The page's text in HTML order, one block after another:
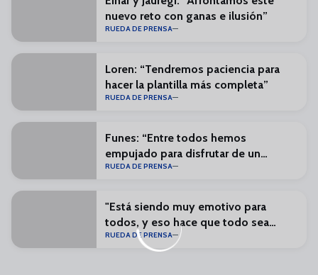
nuevo reto con ganas e ilusión”
RUEDA DE PRENSA
Loren: “Tendremos paciencia para
hacer la plantilla más completa”
RUEDA DE PRENSA
Funes: “Entre todos hemos
empujado para disfrutar de un
Málaga en Primera”
RUEDA DE PRENSA
"Está siendo muy emotivo para
todos, y eso hace que todo sea
especial"
RUEDA DE PRENSA